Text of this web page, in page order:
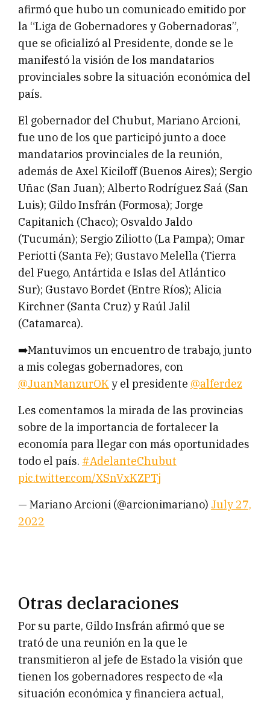
afirmó que hubo un comunicado emitido por
la “Liga de Gobernadores y Gobernadoras”,
que se oficializó al Presidente, donde se le
manifestó la visión de los mandatarios
provinciales sobre la situación económica del
país.
El gobernador del Chubut, Mariano Arcioni,
fue uno de los que participó junto a doce
mandatarios provinciales de la reunión,
además de Axel Kiciloff (Buenos Aires); Sergio
Uñac (San Juan); Alberto Rodríguez Saá (San
Luis); Gildo Insfrán (Formosa); Jorge
Capitanich (Chaco); Osvaldo Jaldo
(Tucumán); Sergio Ziliotto (La Pampa); Omar
Periotti (Santa Fe); Gustavo Melella (Tierra
del Fuego, Antártida e Islas del Atlántico
Sur); Gustavo Bordet (Entre Ríos); Alicia
Kirchner (Santa Cruz) y Raúl Jalil
(Catamarca).
➡️Mantuvimos un encuentro de trabajo, junto
a mis colegas gobernadores, con
@JuanManzurOKy el presidente @alferdez
Les comentamos la mirada de las provincias
sobre de la importancia de fortalecer la
economía para llegar con más oportunidades
todo el país. #AdelanteChubut
pic.twitter.com/XSnVxKZPTj
— Mariano Arcioni (@arcionimariano) July 27,
2022
Otras declaraciones
Por su parte, Gildo Insfrán afirmó que se
trató de una reunión en la que le
transmitieron al jefe de Estado la visión que
tienen los gobernadores respecto de «la
situación económica y financiera actual,